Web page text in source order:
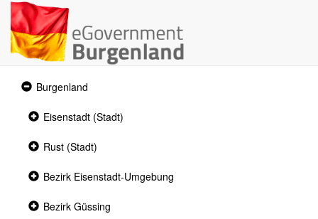
Expanded
section
Burgenland
Collapsed
Eisenstadt (Stadt)
Collapsed
section
Rust (Stadt)
Collapsed
Bezirk Eisenstadt-Umgebung
Collapsed
Bezirk Güssing